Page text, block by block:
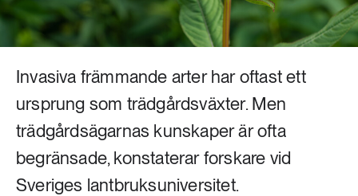
Transport
Vatten
612 ARTIKLAR
Mat & jordbruk
262 ARTIKLAR
Skog
360 ARTIKLAR
Social hållbarhet
Invasiva främmande arter har oftast ett
ursprung som trädgårdsväxter. Men
trädgårdsägarnas kunskaper är ofta
begränsade, konstaterar forskare vid
Sveriges lantbruksuniversitet.